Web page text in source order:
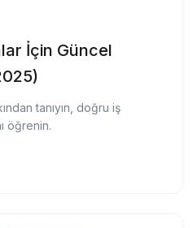
İçin Güncel
tanıyın, doğru iş
öğrenin.